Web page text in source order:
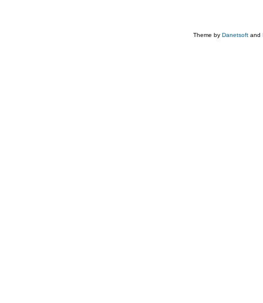
Theme by Danetsoft and